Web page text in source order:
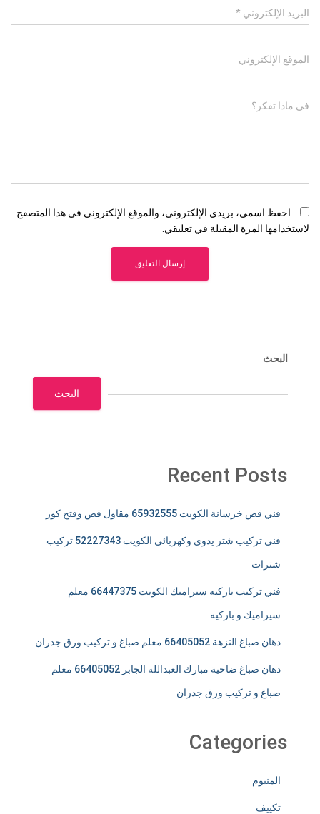
البريد الإلكتروني *
الموقع الإلكتروني
في ماذا تفكر؟
احفظ اسمي، بريدي الإلكتروني، والموقع الإلكتروني في هذا المتصفح
لاستخدامها المرة المقبلة في تعليقي.
البحث
البحث
Recent Posts
فني قص خرسانة الكويت 65932555 مقاول قص وفتح كور
فني تركيب شتر يدوي وكهربائي الكويت 52227343 تركيب
شترات
فني تركيب باركيه سيراميك الكويت 66447375 معلم
سيراميك و باركيه
دهان صباغ النزهة 66405052 معلم صباغ و تركيب ورق جدران
دهان صباغ ضاحية مبارك العبدالله الجابر 66405052 معلم
صباغ و تركيب ورق جدران
Categories
المنيوم
تكييف